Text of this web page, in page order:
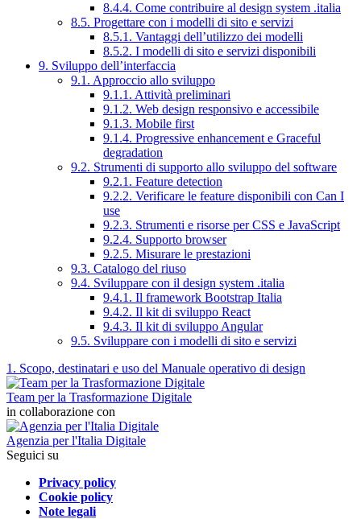
8.4.4. Come contribuire al design system .italia
8.5. Progettare con i modelli di sito e servizi
8.5.1. Vantaggi dell’utilizzo dei modelli
8.5.2. I modelli di sito e servizi disponibili
9. Sviluppo dell’interfaccia
9.1. Approccio allo sviluppo
9.1.1. Attività preliminari
9.1.2. Web design responsivo e accessibile
9.1.3. Mobile first
9.1.4. Progressive enhancement e Graceful
degradation
9.2. Strumenti di supporto allo sviluppo del software
9.2.1. Feature detection
9.2.2. Verificare le feature disponibili con Can I
use
9.2.3. Strumenti e risorse per CSS e JavaScript
9.2.4. Supporto browser
9.2.5. Misurare le prestazioni
9.3. Catalogo del riuso
9.4. Sviluppare con il design system .italia
9.4.1. Il framework Bootstrap Italia
9.4.2. Il kit di sviluppo React
9.4.3. Il kit di sviluppo Angular
9.5. Sviluppare con i modelli di sito e servizi
1. Scopo, destinatari e uso del Manuale operativo di design
Team per la Trasformazione Digitale
in collaborazione con
Agenzia per l'Italia Digitale
Seguici su
Privacy policy
Cookie policy
Note legali